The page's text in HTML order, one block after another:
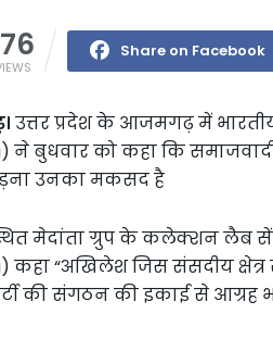
Share on Facebook
उत्तर प्रदेश के आजमगढ़ में
ने बुधवार को कहा कि
उनका मकसद है
मेदांता ग्रुप के कलेक्शन लैब
कहा “अखिलेश जिस संसदीय
की संगठन की इकाई से आग्रह